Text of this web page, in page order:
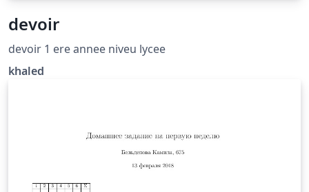
devoir
devoir 1 ere annee niveu lycee
khaled